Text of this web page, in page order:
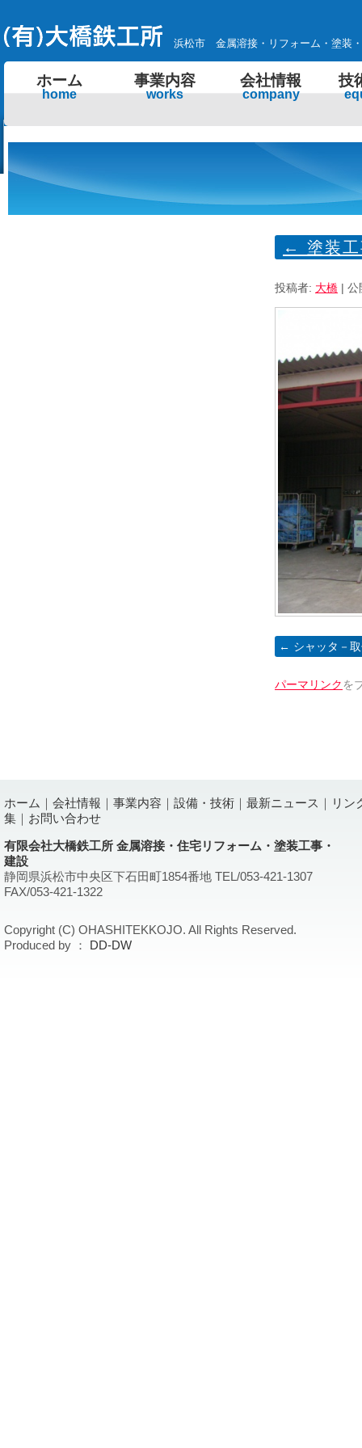
浜松市 金属溶接・リフォーム・塗装
ホーム
home
事業内容
works
会社情報
company
技
← 塗装
投稿者: 大橋 | 公
シャッタ－
パーマリンク を
ホーム 会社情報 事業内容 設備・技術 最新ニュース
リン
集
お問い合わせ
有限会社大橋鉄工所 金属溶接・住宅リフォーム・塗装工事・
建設
静岡県浜松市中央区下石田町1854番地 TEL/053-421-1307
FAX/053-421-1322
Copyright (C) OHASHITEKKOJO. All Rights Reserved.
Produced by ：
DD-DW